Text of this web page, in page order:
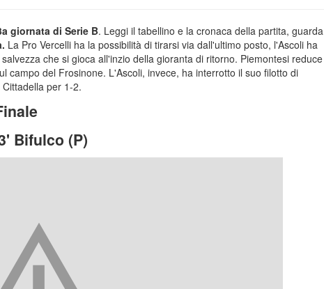
giornata di Serie B. Leggi il tabellino e la cronaca della partita, guarda
La Pro Vercelli ha la possibilità di tirarsi via dall'ultimo posto, l'Ascoli ha
che si gioca all'inzio della gioranta di ritorno. Piemontesi reduce
campo del Frosinone. L'Ascoli, invece, ha interrotto il suo filotto di
per 1-2.
Bifulco (P)